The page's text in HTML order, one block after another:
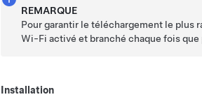
REMARQUE
Pour garantir le téléchargement le plus
Wi-Fi activé et branché chaque fois
Installation